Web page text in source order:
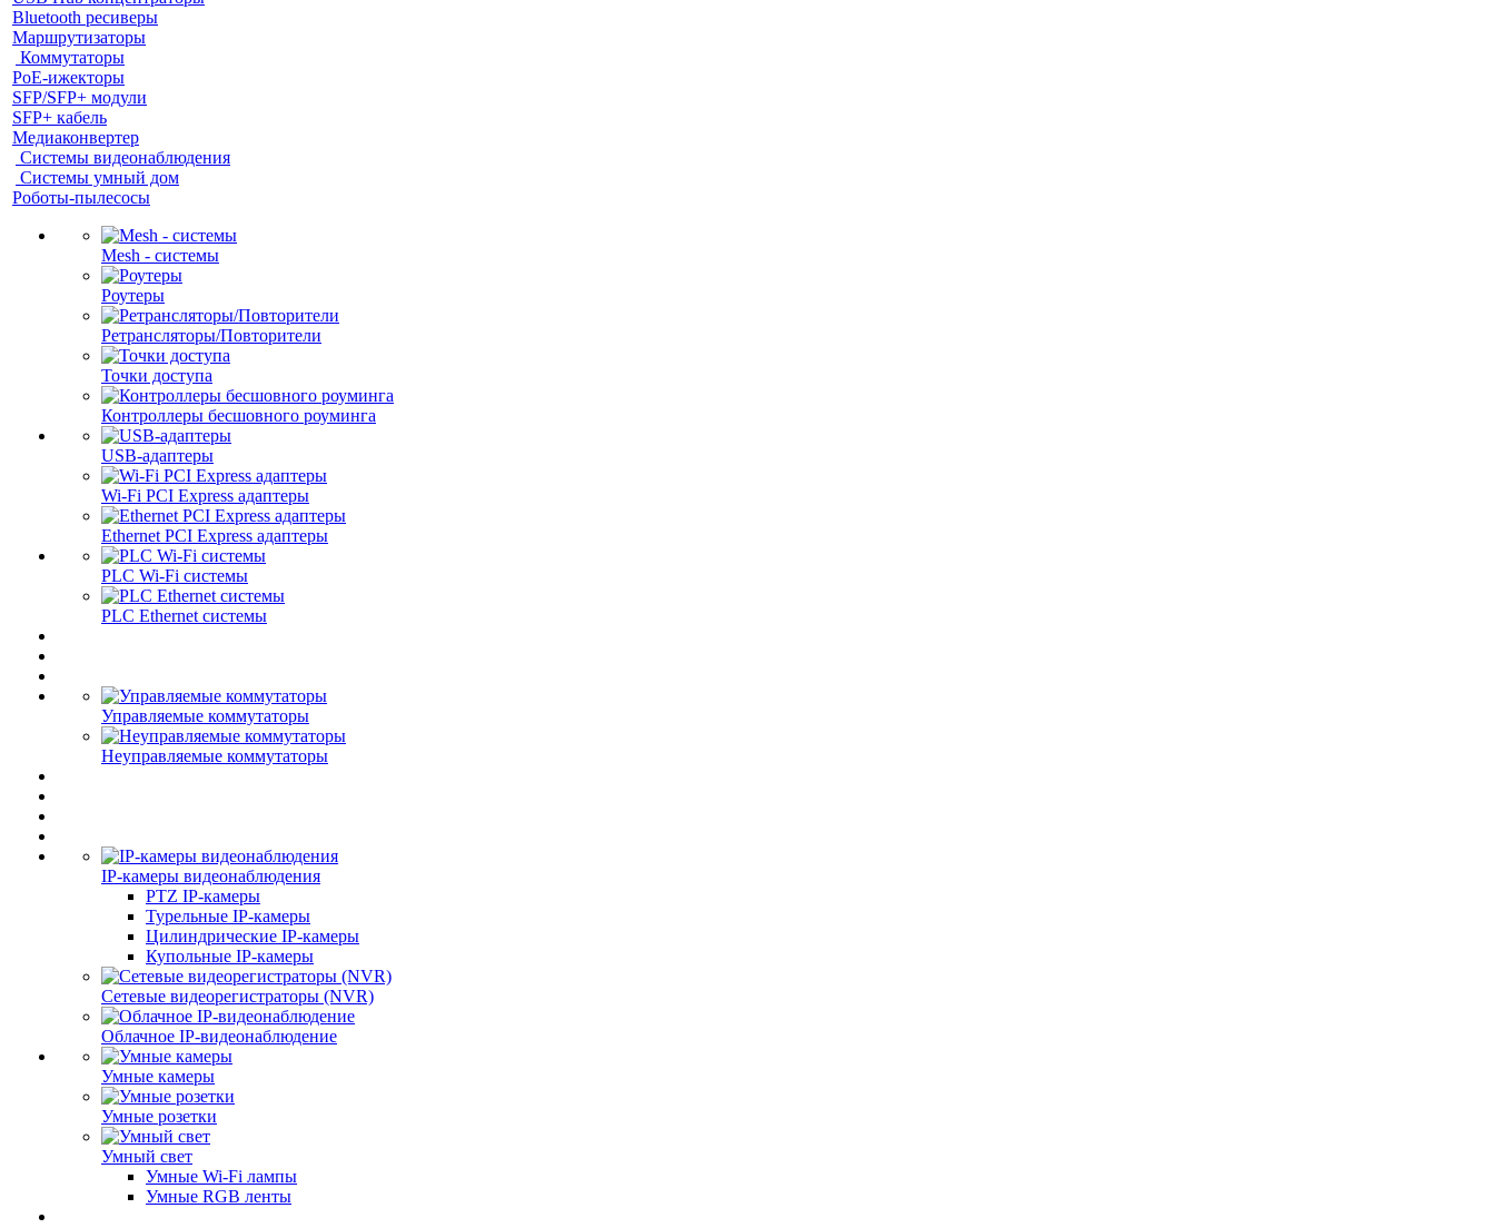
Bluetooth ресиверы
Маршрутизаторы
Коммутаторы
PoE-ижекторы
SFP/SFP+ модули
SFP+ кабель
Медиаконвертер
Системы видеонаблюдения
Системы умный дом
Роботы-пылесосы
Mesh - системы
Роутеры
Ретрансляторы/Повторители
Точки доступа
Контроллеры бесшовного роуминга
USB-адаптеры
Wi-Fi PCI Express адаптеры
Ethernet PCI Express адаптеры
PLC Wi-Fi системы
PLC Ethernet системы
Управляемые коммутаторы
Неуправляемые коммутаторы
IP-камеры видеонаблюдения
PTZ IP-камеры
Турельные IP-камеры
Цилиндрические IP-камеры
Купольные IP-камеры
Сетевые видеорегистраторы (NVR)
Облачное IP-видеонаблюдение
Умные камеры
Умные розетки
Умный свет
Умные Wi-Fi лампы
Умные RGB ленты